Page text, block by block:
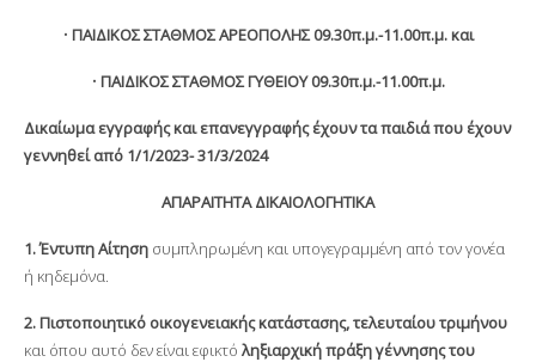
• ΠΑΙΔΙΚΟΣ ΣΤΑΘΜΟΣ ΑΡΕΟΠΟΛΗΣ 09.30π.μ.-11.00π.μ. και
• ΠΑΙΔΙΚΟΣ ΣΤΑΘΜΟΣ ΓΥΘΕΙΟΥ 09.30π.μ.-11.00π.μ.
Δικαίωμα εγγραφής και επανεγγραφής έχουν τα παιδιά που έχουν
γεννηθεί από 1/1/2023- 31/3/2024
ΑΠΑΡΑΙΤΗΤΑ ΔΙΚΑΙΟΛΟΓΗΤΙΚΑ
1. Έντυπη Αίτηση συμπληρωμένη και υπογεγραμμένη από τον γονέα
ή κηδεμόνα.
2. Πιστοποιητικό οικογενειακής κατάστασης, τελευταίου τριμήνου
και όπου αυτό δεν είναι εφικτό ληξιαρχική πράξη γέννησης του